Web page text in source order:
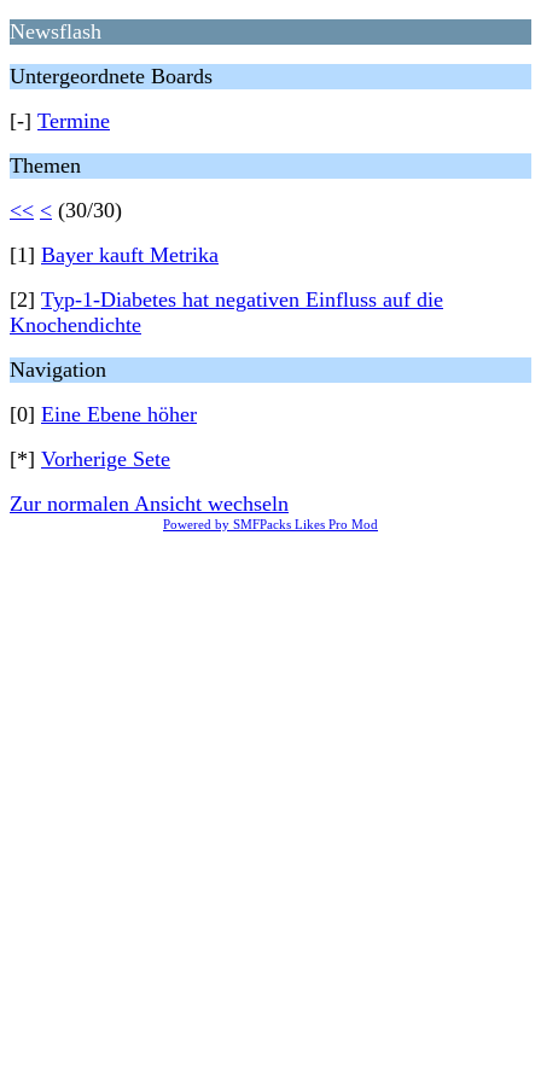
Newsflash
Untergeordnete Boards
[-] Termine
Themen
<< < (30/30)
[1] Bayer kauft Metrika
[2] Typ-1-Diabetes hat negativen Einfluss auf die
Knochendichte
Navigation
[0] Eine Ebene höher
[*] Vorherige Sete
Zur normalen Ansicht wechseln
Powered by SMFPacks Likes Pro Mod